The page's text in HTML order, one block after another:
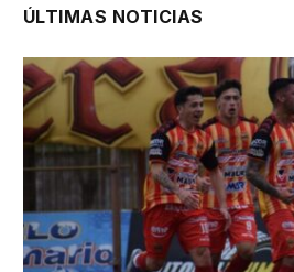
ÚLTIMAS NOTICIAS